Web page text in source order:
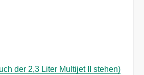
der 2,3 Liter Multijet II stehen)